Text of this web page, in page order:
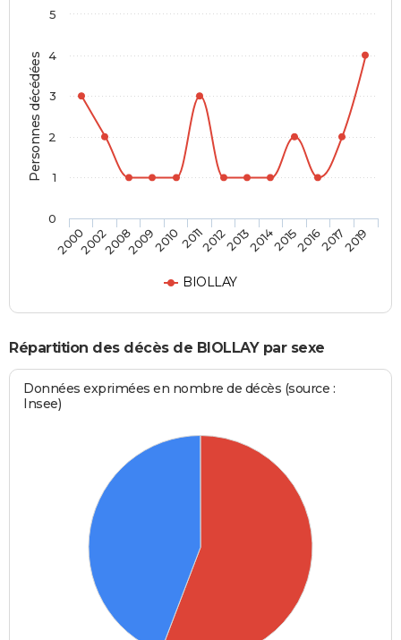
Personnes décédées
BIOLLAY
2000200220082009201020112012201320142015201620172019
0
1
2
3
4
5
Répartition des décès de BIOLLAY par sexe
Données exprimées en nombre de décès (source :
Insee)